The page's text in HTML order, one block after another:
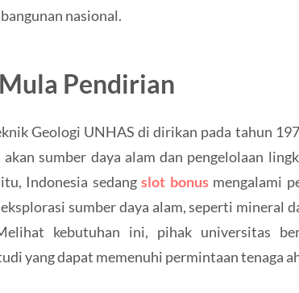
nasional.
Pendirian
Geologi UNHAS di dirikan pada tahun
akan sumber daya alam dan pengelolaan
Indonesia sedangslot bonusmengalami
sumber daya alam, seperti mineral
kebutuhan ini, pihak universitas
yang dapat memenuhi permintaan tenaga